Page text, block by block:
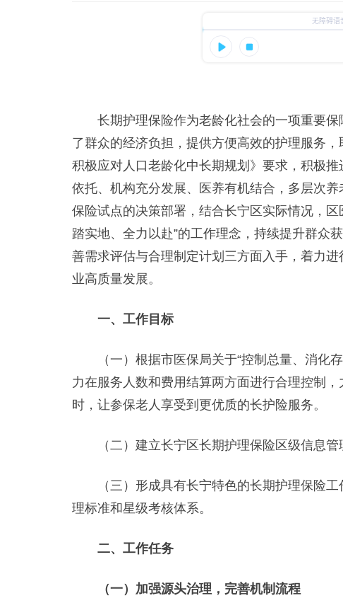
长期护理保险作为老龄化社会的一项重要保
了群众的经济负担，提供方便高效的护理服务
积极应对人口老龄化中长期规划》要求，积极
依托、机构充分发展、医养有机结合，多层次
保险试点的决策部署，结合长宁区实际情况，
踏实地、全力以赴”的工作理念，持续提升群众
善需求评估与合理制定计划三方面入手，着力
业高质量发展。
一、工作目标
（一）根据市医保局关于“控制总量、消化存
力在服务人数和费用结算两方面进行合理控制
时，让参保老人享受到更优质的长护险服务。
（二）建立长宁区长期护理保险区级信息管
（三）形成具有长宁特色的长期护理保险工
理标准和星级考核体系。
二、工作任务
（一）加强源头治理，完善机制流程